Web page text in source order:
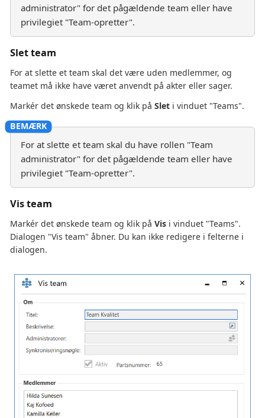
administrator" for det pågældende team eller have
privilegiet "Team-opretter".
Slet team
For at slette et team skal det være uden medlemmer, og
teamet må ikke have været anvendt på akter eller sager.
Markér det ønskede team og klik på Slet i vinduet "Teams".
For at slette et team skal du have rollen "Team
administrator" for det pågældende team eller have
privilegiet "Team-opretter".
Vis team
Markér det ønskede team og klik på Vis i vinduet "Teams".
Dialogen "Vis team" åbner. Du kan ikke redigere i felterne i
dialogen.